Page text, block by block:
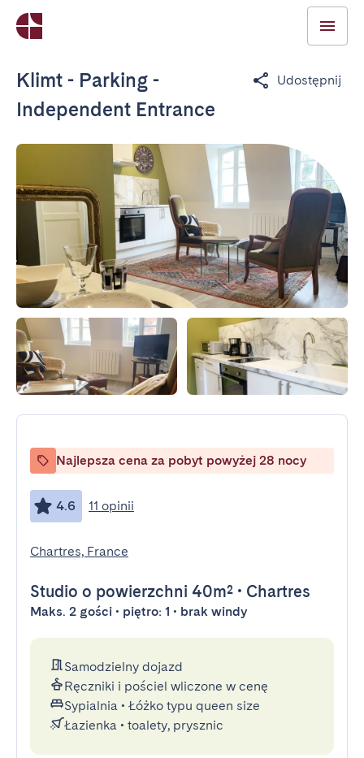
Klimt - Parking -
Independent Entrance
Udostępnij
Najlepsza cena za pobyt powyżej 28 nocy
4.6 11 opinii
Chartres, France
Studio o powierzchni 40m² • Chartres
Maks. 2 gości • piętro: 1 • brak windy
Samodzielny dojazd
Ręczniki i pościel wliczone w cenę
Sypialnia • Łóżko typu queen size
Łazienka • toalety, prysznic